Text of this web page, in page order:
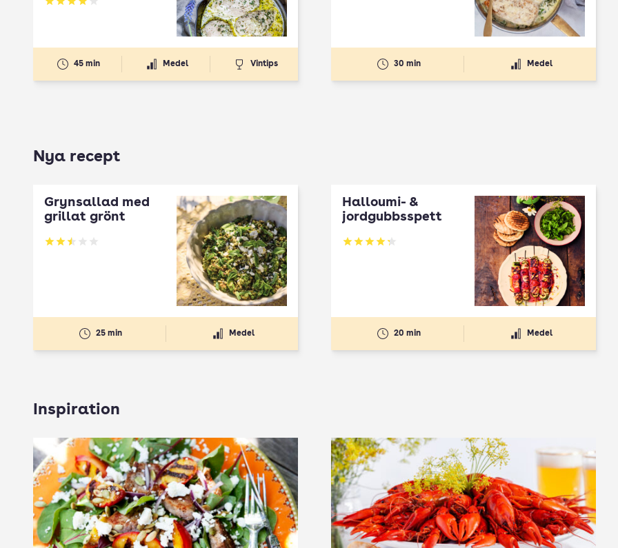
Betyg: 4.05 av 5
45 min Medel Vintips 30 min Medel
Nya recept
Grynsallad med
grillat grönt
Betyg: 2.5 av 5
25 min Medel
Halloumi- &
jordgubbsspett
Betyg: 4.3 av 5
20 min Medel
Inspiration